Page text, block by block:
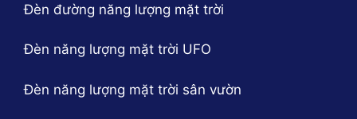
Đèn đường năng lượng mặt trời
Đèn năng lượng mặt trời UFO
Đèn năng lượng mặt trời sân vườn